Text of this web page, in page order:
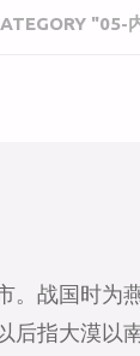
"05-
。战国时为
后指大漠以